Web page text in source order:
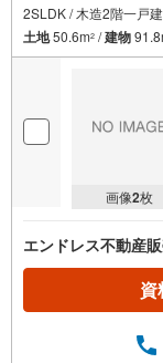
2SLDK / 木造2階一戸建
土地50.6m2 /建物
画像2枚
エンドレス不動産
資